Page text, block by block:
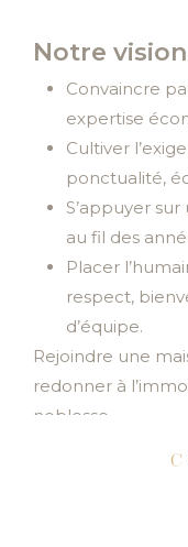
Notre
Convaincre
expertise
Cultiver
ponctualité,
S’appuyer
au fil des
Placer
respect,
d’équipe.
Rejoindre une
redonner à
noblesse.
Surface
Pièces
Pièces
Référence
TERRASSE